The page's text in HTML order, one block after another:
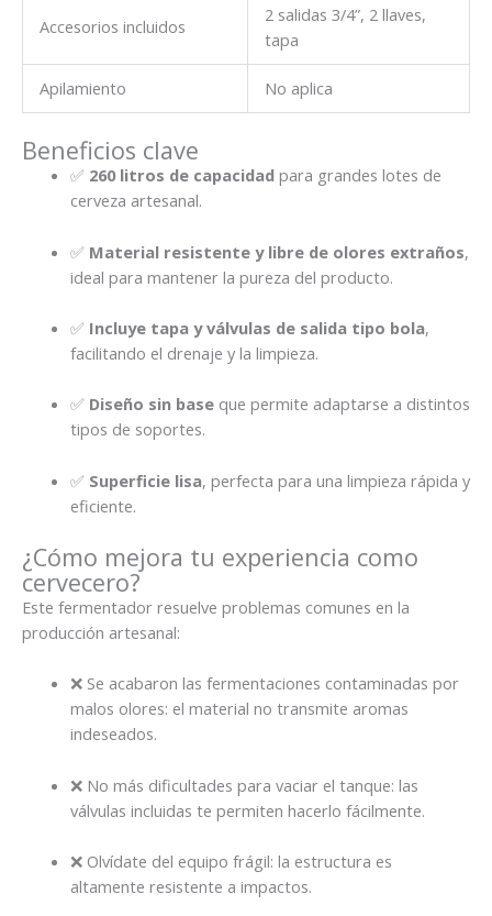
Accesorios incluidos
2 salidas 3/4”, 2 llaves,
tapa
Apilamiento No aplica
Beneficios clave
✅ 260 litros de capacidadpara grandes lotes de
cerveza artesanal.
✅ Material resistente y libre de olores extraños,
ideal para mantener la pureza del producto.
✅ Incluye tapa y válvulas de salida tipo bola,
facilitando el drenaje y la limpieza.
✅ Diseño sin baseque permite adaptarse a distintos
tipos de soportes.
✅ Superficie lisa, perfecta para una limpieza rápida y
eficiente.
¿Cómo mejora tu experiencia como
cervecero?
Este fermentador resuelve problemas comunes en la
producción artesanal:
❌ Se acabaron las fermentaciones contaminadas por
malos olores: el material no transmite aromas
indeseados.
❌ No más dificultades para vaciar el tanque: las
válvulas incluidas te permiten hacerlo fácilmente.
❌ Olvídate del equipo frágil: la estructura es
altamente resistente a impactos.